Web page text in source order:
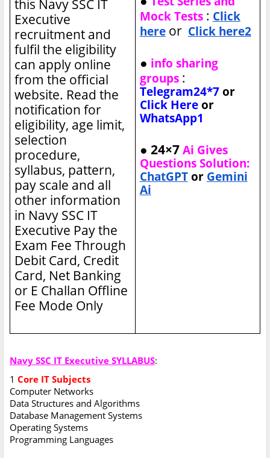
this Navy SSC IT
Executive
recruitment and
fulfil the eligibility
can apply online
from the official
website. Read the
notification for
eligibility, age limit,
selection
procedure,
syllabus, pattern,
pay scale and all
other information
in Navy SSC IT
Executive Pay the
Exam Fee Through
Debit Card, Credit
Card, Net Banking
or E Challan Offline
Fee Mode Only
Mock Tests: Click
hereor Click here2
● info sharing
groups:
Telegram24*7 or
Click Here or
WhatsApp1
● 24×7Ai Gives
Questions Solution:
ChatGPT or Gemini
Ai
Navy SSC IT Executive SYLLABUS:
1 Core IT Subjects
Computer Networks
Data Structures and Algorithms
Database Management Systems
Operating Systems
Programming Languages